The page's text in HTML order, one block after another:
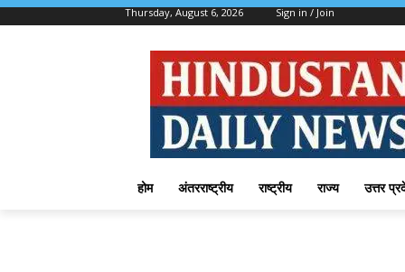
Thursday, August 6, 2026 Sign in / Join
होम अंतरराष्ट्रीय राष्ट्रीय राज्य उत्तर